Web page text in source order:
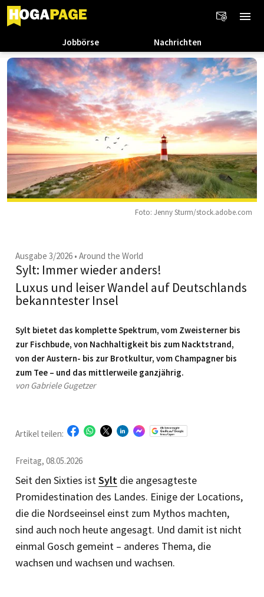
Jobbörse Nachrichten
Foto: Jenny Sturm/stock.adobe.com
Ausgabe 3/2026 • Around the World
Sylt: Immer wieder anders!
Luxus und leiser Wandel auf Deutschlands
bekanntester Insel
Sylt bietet das komplette Spektrum, vom Zweisterner bis
zur Fisch­bude, von ­Nachhaltigkeit bis zum Nacktstrand,
von der Austern- bis zur Brotkultur, ­vom ­Champagner bis
zum Tee – und das mittlerweile ganzjährig.
von Gabriele Gugetzer
Freitag, 08.05.2026
Artikel teilen:
Seit den Sixties ist Sylt die angesagteste
Promidestination des Landes. Einige der Locations,
die die Nordseeinsel einst zum Mythos machten,
sind auch noch heute angesagt. Und damit ist nicht
einmal Gosch gemeint – anderes Thema, die
wachsen und wachsen und wachsen.